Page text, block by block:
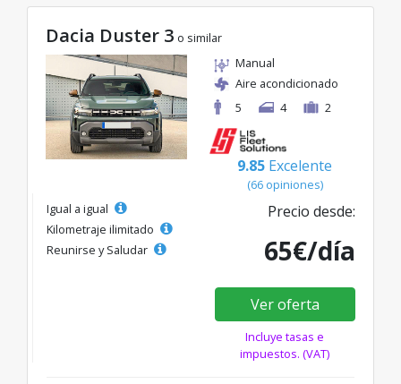
Dacia Duster 3 o similar
Manual
Aire acondicionado
5
4 2
9.85 Excelente
(66 opiniones)
Igual a igual
Kilometraje ilimitado
Reunirse y Saludar
Precio desde:
65€/día
Ver oferta
Incluye tasas e
impuestos. (VAT)